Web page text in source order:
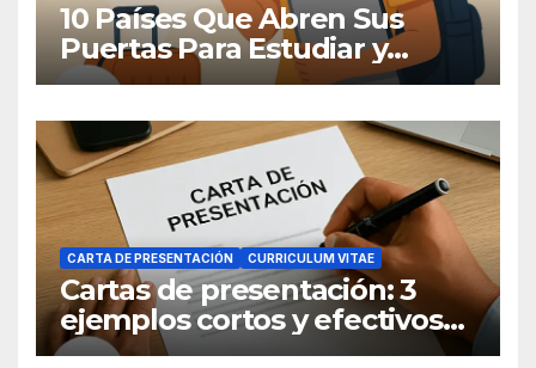
10 Países Que Abren Sus
Puertas Para Estudiar y
Trabajar
CARTA DE PRESENTACIÓN CURRICULUM VITAE
Cartas de presentación: 3
ejemplos cortos y efectivos
para postular a un empleo